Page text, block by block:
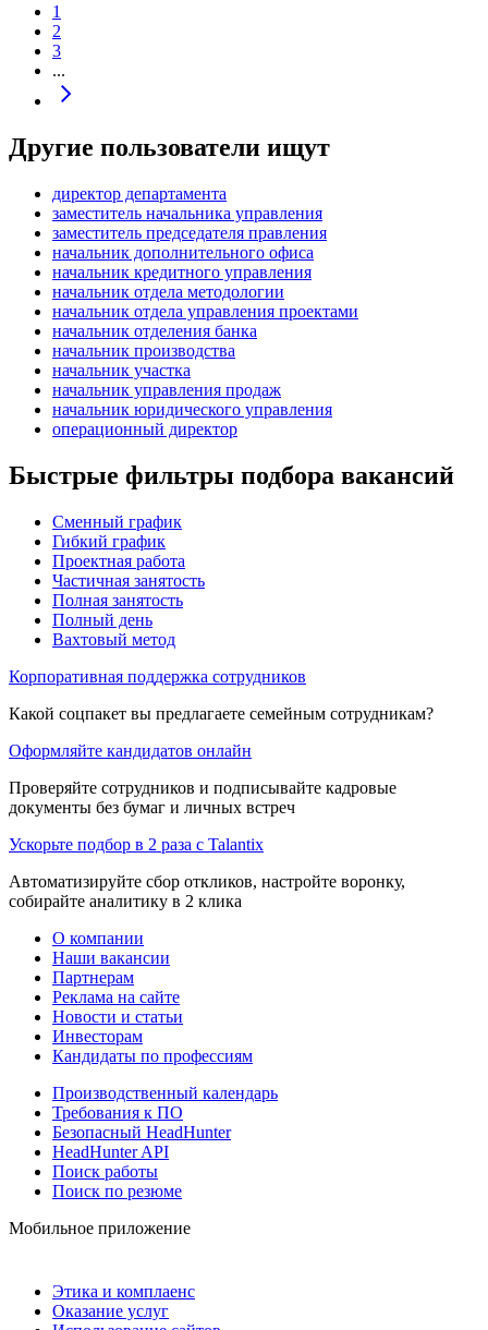
1
2
3
...
Другие пользователи ищут
директор департамента
заместитель начальника управления
заместитель председателя правления
начальник дополнительного офиса
начальник кредитного управления
начальник отдела методологии
начальник отдела управления проектами
начальник отделения банка
начальник производства
начальник участка
начальник управления продаж
начальник юридического управления
операционный директор
Быстрые фильтры подбора вакансий
Сменный график
Гибкий график
Проектная работа
Частичная занятость
Полная занятость
Полный день
Вахтовый метод
Корпоративная поддержка сотрудников
Какой соцпакет вы предлагаете семейным сотрудникам?
Оформляйте кандидатов онлайн
Проверяйте сотрудников и подписывайте кадровые
документы без бумаг и личных встреч
Ускорьте подбор в 2 раза с Talantix
Автоматизируйте сбор откликов, настройте воронку,
собирайте аналитику в 2 клика
О компании
Наши вакансии
Партнерам
Реклама на сайте
Новости и статьи
Инвесторам
Кандидаты по профессиям
Производственный календарь
Требования к ПО
Безопасный HeadHunter
HeadHunter API
Поиск работы
Поиск по резюме
Мобильное приложение
Этика и комплаенс
Оказание услуг